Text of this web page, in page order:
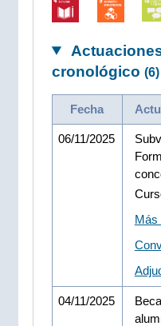
cronológico (6)
Fecha
06/11/2025
Más
04/11/2025